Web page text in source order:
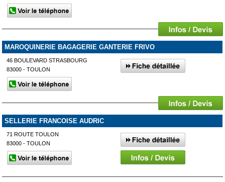
MAROQUINERIE BAGAGERIE GANTERIE FRIVO
46 BOULEVARD STRASBOURG
83000 - TOULON
SELLERIE FRANCOISE AUDRIC
71 ROUTE TOULON
83000 - TOULON